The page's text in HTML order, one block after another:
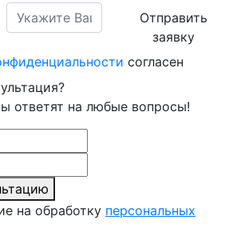
Отправить
заявку
согласен
ответят на любые вопросы!
на обработку персональных